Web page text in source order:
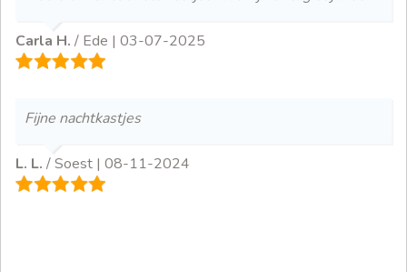
Carla H. / Ede | 03-07-2025
Fijne nachtkastjes
L. L. / Soest | 08-11-2024